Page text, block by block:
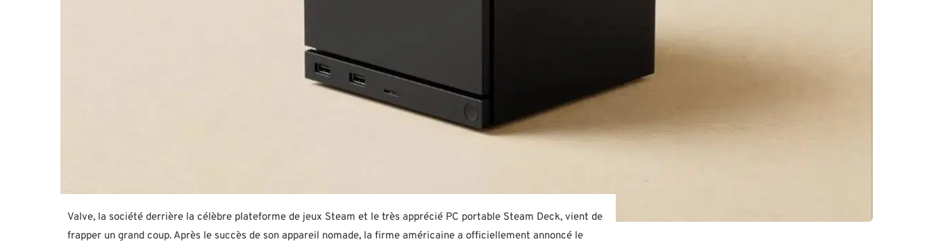
Valve, la société derrière la célèbre plateforme de jeux Steam et le très apprécié PC portable Steam Deck, vient de
frapper un grand coup. Après le succès de son appareil nomade, la firme américaine a officiellement annoncé le